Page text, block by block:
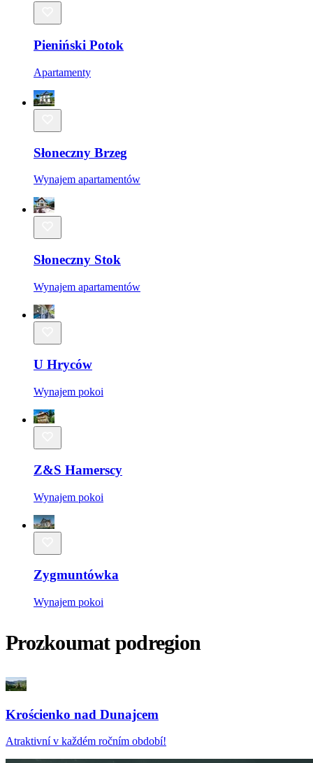
Pieniński Potok
Apartamenty
Słoneczny Brzeg
Wynajem apartamentów
Słoneczny Stok
Wynajem apartamentów
U Hryców
Wynajem pokoi
Z&S Hamerscy
Wynajem pokoi
Zygmuntówka
Wynajem pokoi
Prozkoumat podregion
Krościenko nad Dunajcem
Atraktivní v každém ročním období!